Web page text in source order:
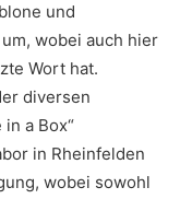
und
wobei auch hier
Wort hat.
diversen
a Box“
in Rheinfelden
wobei sowohl